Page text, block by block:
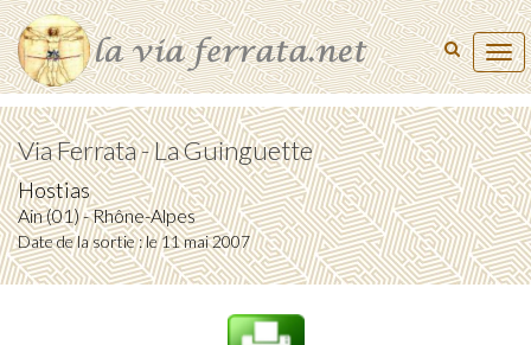
Via Ferrata - La Guinguette
Hostias
Ain (01) - Rhône-Alpes
Date de la sortie : le 11 mai 2007